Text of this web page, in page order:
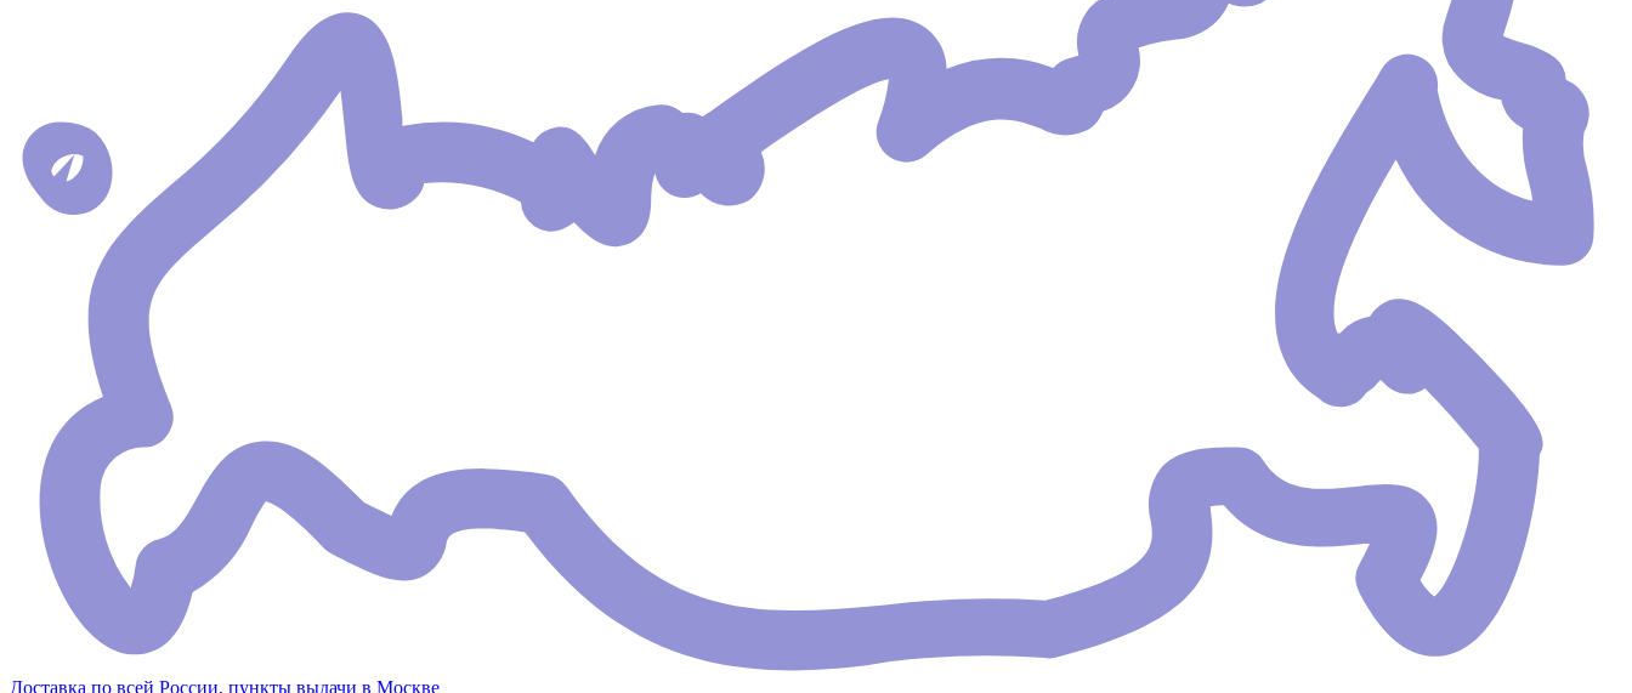
Доставка по всей России, пункты выдачи в Москве